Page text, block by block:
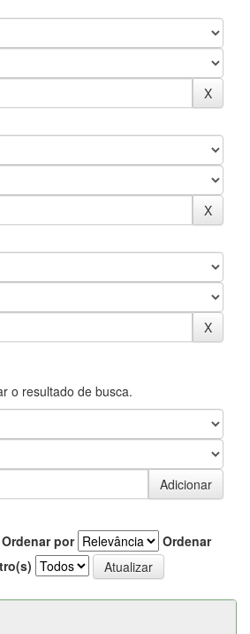
o resultado de busca.
Ordenar por
Ordenar